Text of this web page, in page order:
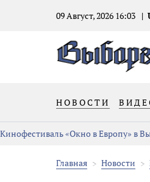
09 Август, 2026 16:03
НОВОСТИ
Кинофестиваль «Окно в Европу» в
Главная Новости